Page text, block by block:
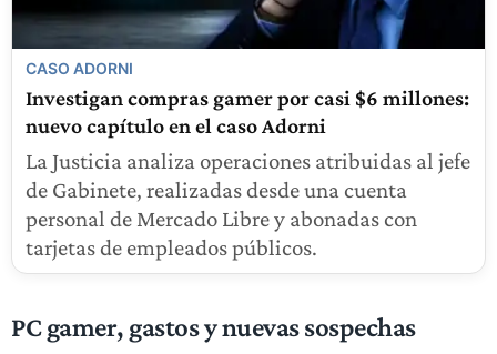
CASO ADORNI
Investigan compras gamer por casi $6 millones:
nuevo capítulo en el caso Adorni
La Justicia analiza operaciones atribuidas al jefe
de Gabinete, realizadas desde una cuenta
personal de Mercado Libre y abonadas con
tarjetas de empleados públicos.
PC gamer, gastos y nuevas sospechas